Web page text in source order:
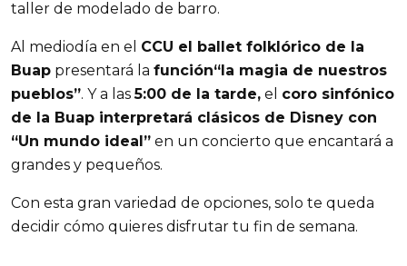
taller de modelado de barro.
Al mediodía en el CCU el ballet folklórico de la
Buap presentará la función“la magia de nuestros
pueblos”. Y a las 5:00 de la tarde, el coro sinfónico
de la Buap interpretará clásicos de Disney con
“Un mundo ideal” en un concierto que encantará a
grandes y pequeños.
Con esta gran variedad de opciones, solo te queda
decidir cómo quieres disfrutar tu fin de semana.